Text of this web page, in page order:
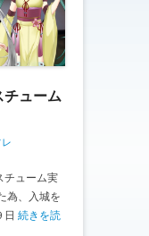
チューム
チューム実
為、入城を
日 続きを読